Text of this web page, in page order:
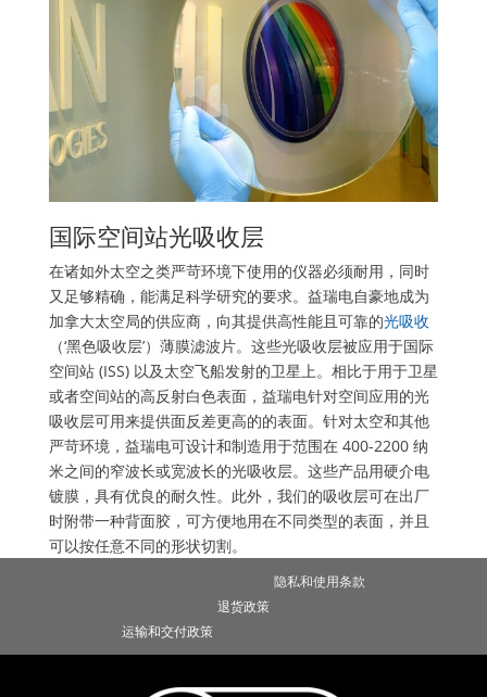
国际空间站光吸收层
在诸如外太空之类严苛环境下使用的仪器必须耐用，同时
又足够精确，能满足科学研究的要求。益瑞电自豪地成为
加拿大太空局的供应商，向其提供高性能且可靠的光吸收
（‘黑色吸收层’）薄膜滤波片。这些光吸收层被应用于国际
空间站 (ISS) 以及太空飞船发射的卫星上。相比于用于卫星
或者空间站的高反射白色表面，益瑞电针对空间应用的光
吸收层可用来提供面反差更高的的表面。针对太空和其他
严苛环境，益瑞电可设计和制造用于范围在 400-2200 纳
米之间的窄波长或宽波长的光吸收层。这些产品用硬介电
镀膜，具有优良的耐久性。此外，我们的吸收层可在出厂
时附带一种背面胶，可方便地用在不同类型的表面，并且
可以按任意不同的形状切割。
隐私和使用条款
退货政策
运输和交付政策